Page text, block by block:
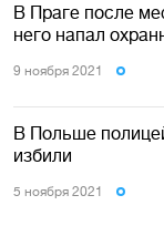
В Праге после
него напал
9 ноября 2021
В Польше
избили
5 ноября 2021